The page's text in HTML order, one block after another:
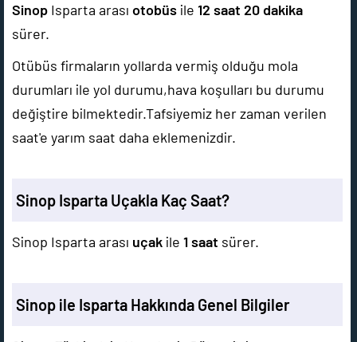
Sinop Isparta arası otobüs ile 12 saat 20 dakika
sürer.
Otübüs firmaların yollarda vermiş olduğu mola
durumları ile yol durumu,hava koşulları bu durumu
değiştire bilmektedir.Tafsiyemiz her zaman verilen
saat'e yarım saat daha eklemenizdir.
Sinop Isparta Uçakla Kaç Saat?
Sinop Isparta arası uçak ile 1 saat sürer.
Sinop ile Isparta Hakkında Genel Bilgiler